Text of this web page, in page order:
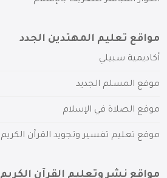
مواقع تعليم المهتدين الجدد
أكاديمية سبيلي
موقع المسلم الجديد
موقع الصلاة في الإسلام
موقع تعليم تفسير وتجويد القرآن الكريم
مواقع نشر وتعليم القرآن الكريم